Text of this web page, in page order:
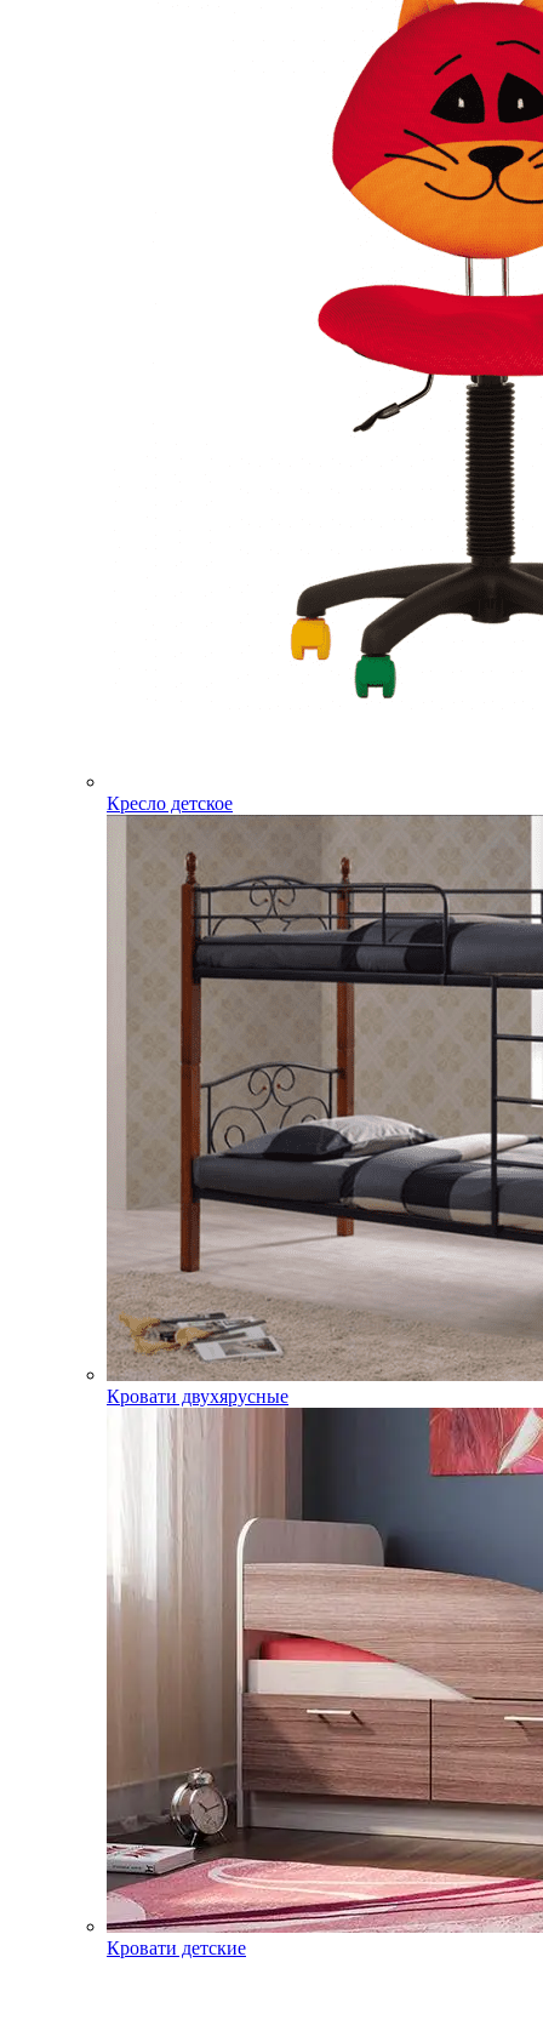
Кресло детское
Кровати двухярусные
Кровати детские